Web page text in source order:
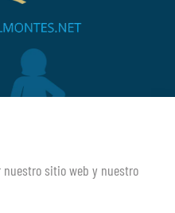
sitio web y nuestro
siempre!